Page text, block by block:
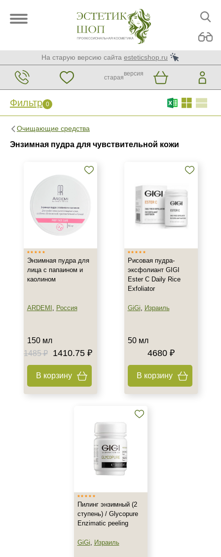
На старую версию сайта esteticshop.ru
старая
версия
Фильтр 0
Очищающие средства
Энзимная пудра для чувствительной кожи
Фильтр 0
Страна
Израиль
Россия
Тип товара
Пилинг
Пудра
Показать еще
Любой возраст (от 18 лет)
Энзимная пудра для
лица с папаином и
каолином
ARDEMI , Россия
150 мл
1485 ₽
1410.75 ₽
В корзину
Рисовая пудра-
эксфолиант GIGI
Ester C Daily Rice
Exfoliator
GiGi, Израиль
50 мл
4680 ₽
В корзину
Пилинг энзимный (2
ступень) / Glycopure
Enzimatic peeling
GiGi, Израиль